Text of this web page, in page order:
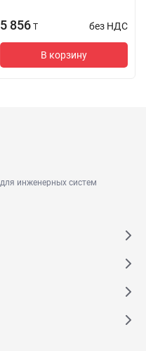
5 856 T без НДС
В корзину
инженерных систем